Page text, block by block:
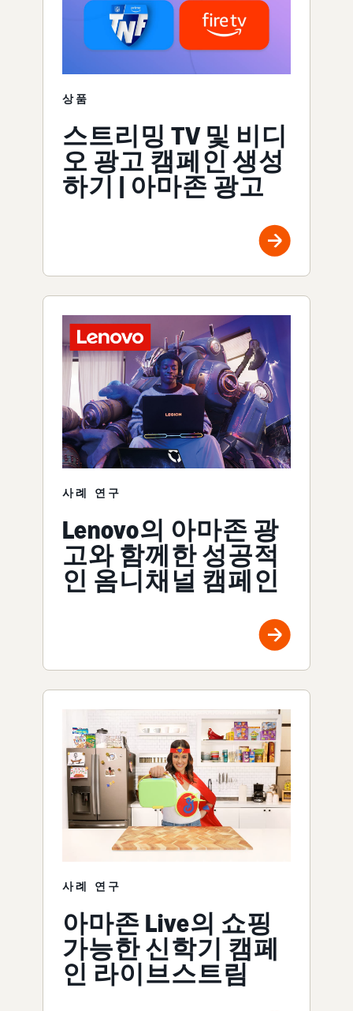
상품
스트리밍 TV 및 비디
오 광고 캠페인 생성
하기 | 아마존 광고
사례 연구
Lenovo의 아마존 광
고와 함께한 성공적
인 옴니채널 캠페인
사례 연구
아마존 Live의 쇼핑
가능한 신학기 캠페
인 라이브스트림